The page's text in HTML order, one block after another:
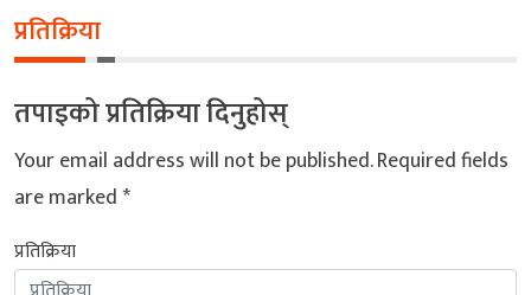
प्रतिक्रिया
तपाइको प्रतिक्रिया दिनुहोस्
Your email address will not be published.Required fields
are marked*
प्रतिक्रिया